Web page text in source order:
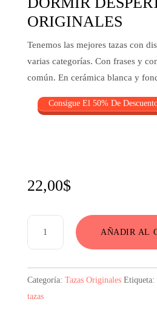
ORIGINALES
Tenemos las mejores tazas con
varias categorías. Con frases y
común. En cerámica blanca y
Consigue El 50% De
22,00$
Originales
cantidad
AÑADIR AL
Categoría: Tazas Originales Etiqueta:
tazas